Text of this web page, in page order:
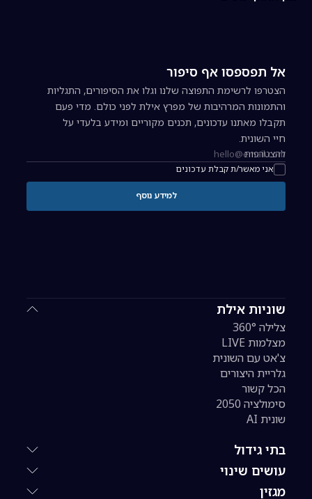
שוניות אילת
צלילה 360°
מצלמות LIVE
צ'אט עם השונית
גלריית היצורים
הכל קשור
סימולציה 2050
שונית AI
בתי גידול
עושים שינוי
מגזין
אל תפספסו אף סיפור
הצטרפו לרשימת התפוצה שלנו וגלו את הסיפורים, התגליות
והתמונות המרהיבות של מפרץ אילת לפני כולם. מדי פעם
תקבלו מאתנו עדכונים, תכנים מקוריים ומידע בלעדי על
חיי השונית.
כתובת אימייל להרשמה לניוזלטר
אני מאשר/ת קבלת עדכונים
להצטרפות
למידע נוסף